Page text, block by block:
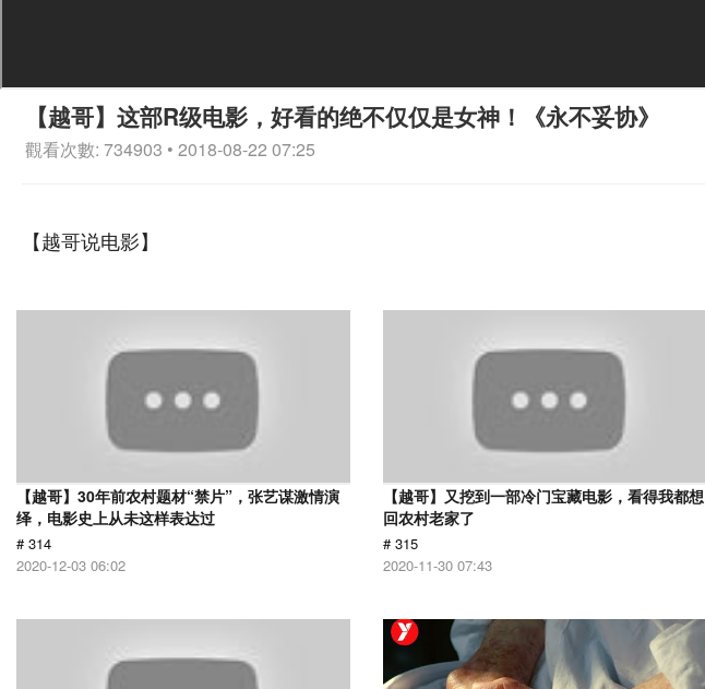
【越哥】这部R级电影，好看的绝不仅仅是女神！《永不妥协》
觀看次數: 734903 • 2018-08-22 07:25
【越哥说电影】
【越哥】30年前农村题材“禁片”，张艺谋激情演
绎，电影史上从未这样表达过
# 314
2020-12-03 06:02
【越哥】又挖到一部冷门宝藏电影，看得我都想
回农村老家了
# 315
2020-11-30 07:43